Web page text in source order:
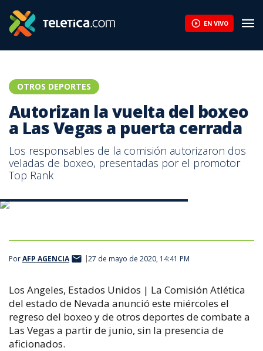
EN VIVO
OTROS DEPORTES
Autorizan la vuelta del boxeo
a Las Vegas a puerta cerrada
Los responsables de la comisión autorizaron dos
veladas de boxeo, presentadas por el promotor
Top Rank
PorAFP AGENCIA 27 de mayo de 2020, 14:41 PM
Los Angeles, Estados Unidos | La Comisión Atlética
del estado de Nevada anunció este miércoles el
regreso del boxeo y de otros deportes de combate a
Las Vegas a partir de junio, sin la presencia de
aficionados.